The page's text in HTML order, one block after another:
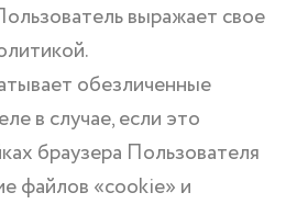
выражает свое
обезличенные
в случае, если это
браузера Пользователя
файлов «cookie» и